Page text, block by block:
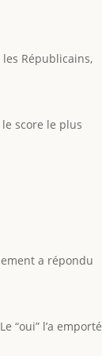
Républicains,
score le plus
a répondu
l’a emporté